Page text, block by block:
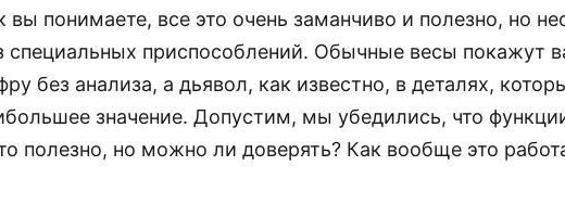
вы понимаете, все это очень заманчиво и полезно, но
специальных приспособлений. Обычные весы покажут
без анализа, а дьявол, как известно, в деталях,
значение. Допустим, мы убедились, что
полезно, но можно ли доверять? Как вообще это